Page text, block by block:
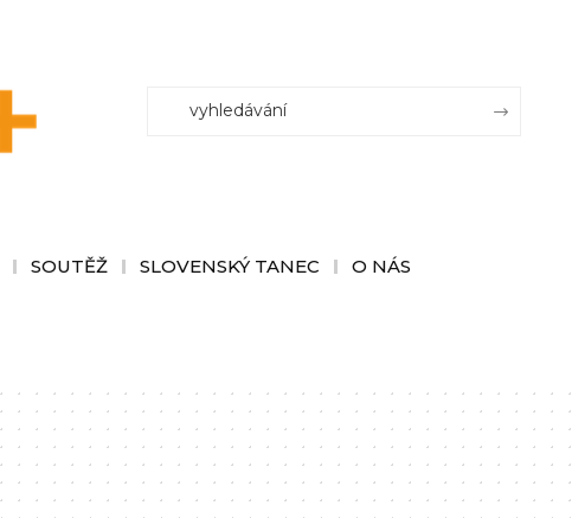
SOUTĚŽ SLOVENSKÝ TANEC O NÁS